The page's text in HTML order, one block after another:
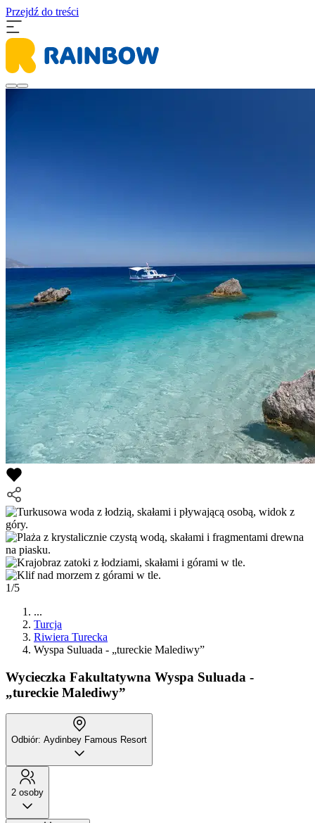
Przejdź do treści
1/5
...
Turcja
Riwiera Turecka
Wyspa Suluada - „tureckie Malediwy”
Wycieczka Fakultatywna Wyspa Suluada -
„tureckie Malediwy”
Odbiór: Aydinbey Famous Resort
2 osoby